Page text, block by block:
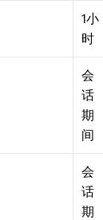
1小
时
会
话
期
间
会
话
期